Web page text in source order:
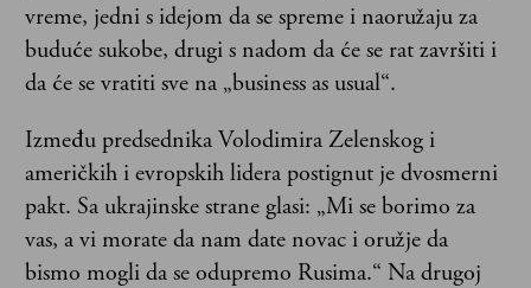
vreme, jedni s idejom da se spreme i naoružaju za
buduće sukobe, drugi s nadom da će se rat završiti i
da će se vratiti sve na „business as usual“.
Između predsednika Volodimira Zelenskog i
američkih i evropskih lidera postignut je dvosmerni
pakt. Sa ukrajinske strane glasi: „Mi se borimo za
vas, a vi morate da nam date novac i oružje da
bismo mogli da se odupremo Rusima.“ Na drugoj